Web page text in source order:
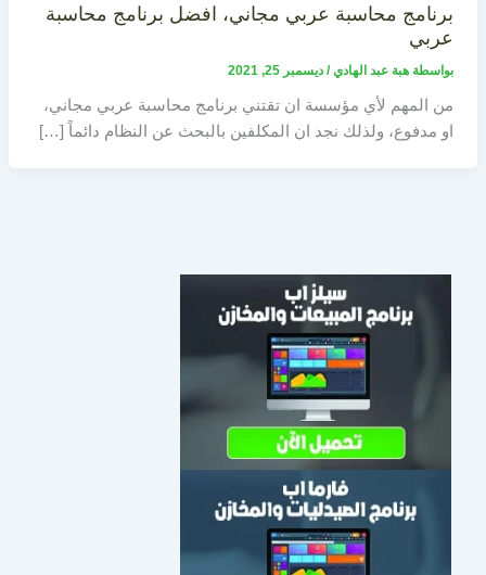
برنامج محاسبة عربي مجاني، افضل برنامج محاسبة
عربي
بواسطة هبة عبد الهادي/ ديسمبر 25, 2021
من المهم لأي مؤسسة ان تقتني برنامج محاسبة عربي مجاني،
او مدفوع، ولذلك نجد ان المكلفين بالبحث عن النظام دائماً […]